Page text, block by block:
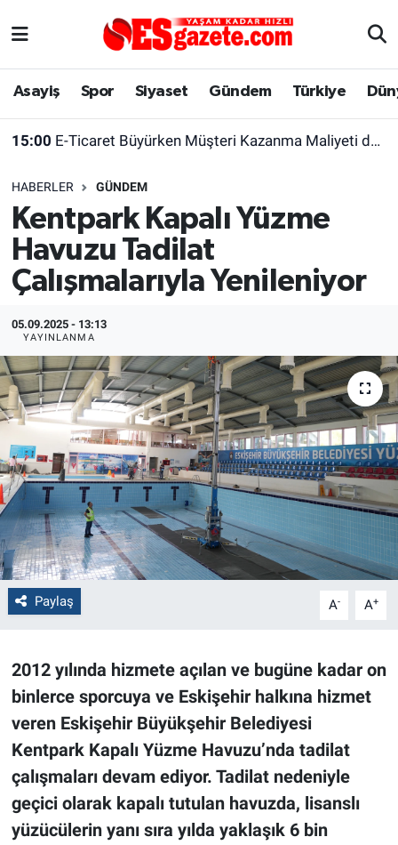
Asayiş Spor Siyaset Gündem Türkiye
15:00 E-Ticaret Büyürken Müşteri Kazanma Maliyeti de Yükseliyor
HABERLER GÜNDEM
Kentpark Kapalı Yüzme
Havuzu Tadilat
Çalışmalarıyla Yenileniyor
05.09.2025 - 13:13
YAYINLANMA
Paylaş A- A+
2012 yılında hizmete açılan ve bugüne kadar on
binlerce sporcuya ve Eskişehir halkına hizmet
veren Eskişehir Büyükşehir Belediyesi
Kentpark Kapalı Yüzme Havuzu’nda tadilat
çalışmaları devam ediyor. Tadilat nedeniyle
geçici olarak kapalı tutulan havuzda, lisanslı
yüzücülerin yanı sıra yılda yaklaşık 6 bin
Asayiş
Gündem
Türkiye
Dünya
Sağlık
Alış-Veriş/İş dünyası
Yaşam
Eskişehirspor Arşivi
Eskişehir Arşivi
Röportaj
Ekonomi
Kültür Sanat
Politika
Bilecik
Kütahya
Gezi
Genel
Yerel
Magazin
Bilim ve Teknoloji
Eskişehir Nöbetçi Eczaneler
Süper Lig Puan Durumu ve Fikstür
Tüm Manşetler
Son Dakika Haberleri
Haber Arşivi